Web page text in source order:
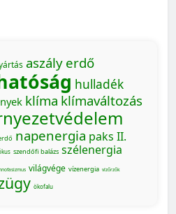
aszály erdő
hulladék
klíma klímaváltozás
napenergia paks II.
szendőfi balázs szélenergia
világvége vízenergia vízőrzők
ökofalu